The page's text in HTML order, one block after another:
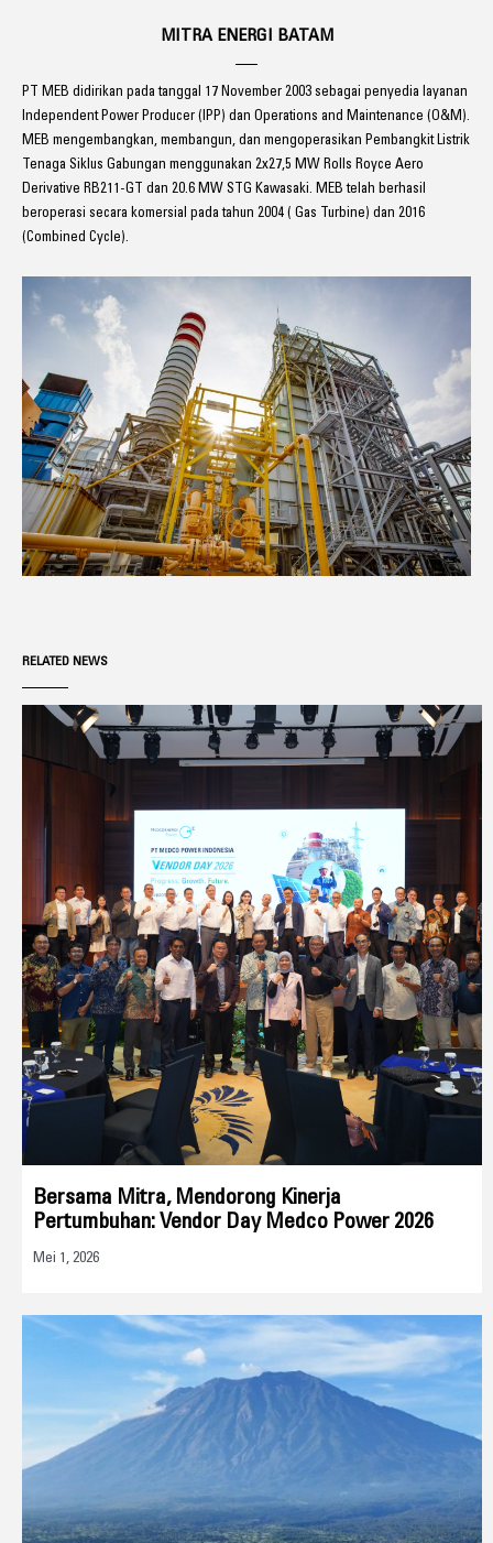
MITRA ENERGI BATAM
PT MEB didirikan pada tanggal 17 November 2003 sebagai penyedia layanan
Independent Power Producer (IPP) dan Operations and Maintenance (O&M).
MEB mengembangkan, membangun, dan mengoperasikan Pembangkit Listrik
Tenaga Siklus Gabungan menggunakan 2x27,5 MW Rolls Royce Aero
Derivative RB211-GT dan 20.6 MW STG Kawasaki. MEB telah berhasil
beroperasi secara komersial pada tahun 2004 ( Gas Turbine) dan 2016
(Combined Cycle).
RELATED NEWS
Bersama Mitra, Mendorong Kinerja
Pertumbuhan: Vendor Day Medco Power 2026
Mei 1, 2026